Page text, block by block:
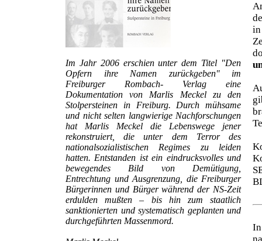
Im Jahr 2006 erschien unter dem Titel "Den
Opfern ihre Namen zurückgeben" im
Freiburger Rombach- Verlag eine
Dokumentation von Marlis Meckel zu den
Stolpersteinen in Freiburg. Durch mühsame
und nicht selten langwierige Nachforschungen
hat Marlis Meckel die Lebenswege jener
rekonstruiert, die unter dem Terror des
nationalsozialistischen Regimes zu leiden
hatten. Entstanden ist ein eindrucksvolles und
bewegendes Bild von Demütigung,
Entrechtung und Ausgrenzung, die Freiburger
Bürgerinnen und Bürger während der NS-Zeit
erdulden mußten – bis hin zum staatlich
sanktionierten und systematisch geplanten und
durchgeführten Massenmord.